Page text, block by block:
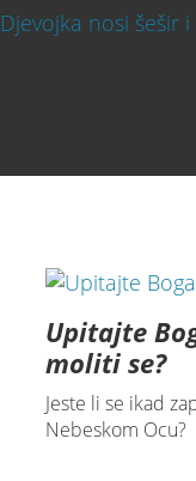
Upitajte
moliti se?
Jeste li se ikad
Nebeskom Ocu?